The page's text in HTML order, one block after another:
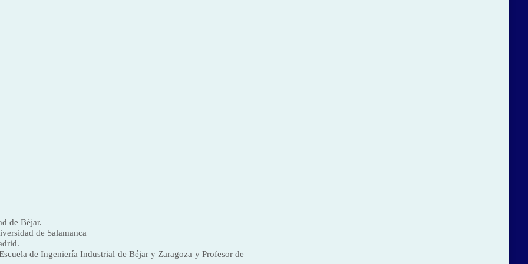
de Béjar.
de Salamanca
de Ingeniería Industrial de Béjar y Zaragoza y Profesor de